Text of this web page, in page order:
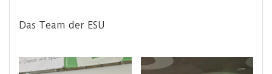
Das Team der ESU